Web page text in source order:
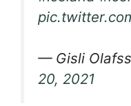
— Gisli
20, 2021